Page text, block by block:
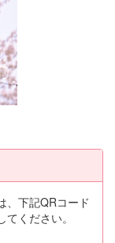
、下記QRコード
ください。